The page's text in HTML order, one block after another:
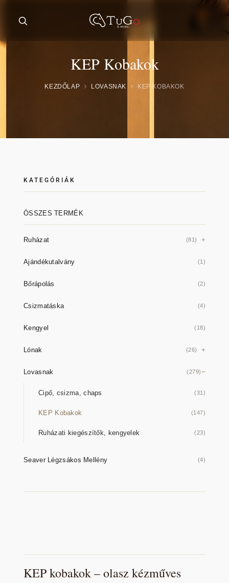
KEP Kobakok
KEZDŐLAP LOVASNAK KEP KOBAKOK
KATEGÓRIÁK
ÖSSZES TERMÉK
Ruházat (81)
Ajándékutalvány (1)
Bőrápolás (2)
Csizmatáska (4)
Kengyel (18)
Lónak (26)
Lovasnak (279)
Cipő, csizma, chaps (31)
KEP Kobakok (147)
Ruházati kiegészítők, kengyelek (23)
Seaver Légzsákos Mellény (4)
KEP kobakok – olasz kézműves